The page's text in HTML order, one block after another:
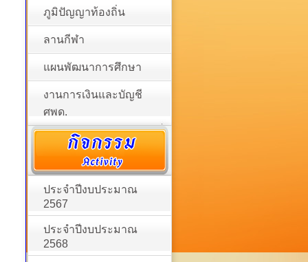
ภูมิปัญญาท้องถิ่น
ลานกีฬา
แผนพัฒนาการศึกษา
งานการเงินและบัญชี
ศพด.
ประจำปีงบประมาณ
2567
ประจำปีงบประมาณ
2568